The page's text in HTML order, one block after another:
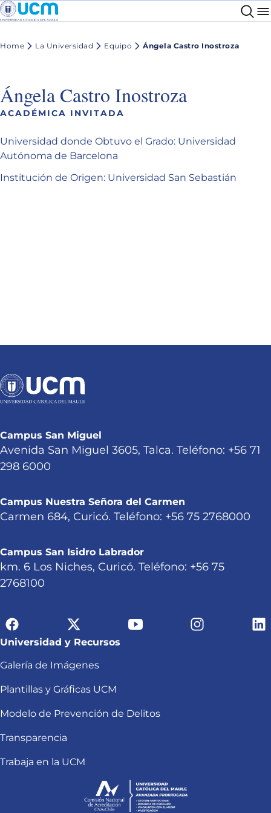
Home La Universidad Equipo Ángela Castro Inostroza
Ángela Castro Inostroza
ACADÉMICA INVITADA
Universidad donde Obtuvo el Grado: Universidad
Autónoma de Barcelona
Institución de Origen: Universidad San Sebastián
Campus San Miguel
Avenida San Miguel 3605, Talca. Teléfono: +56 71
298 6000
Campus Nuestra Señora del Carmen
Carmen 684, Curicó. Teléfono: +56 75 2768000
Campus San Isidro Labrador
km. 6 Los Niches, Curicó. Teléfono: +56 75
2768100
Universidad y Recursos
Galería de Imágenes
Plantillas y Gráficas UCM
Modelo de Prevención de Delitos
Transparencia
Trabaja en la UCM